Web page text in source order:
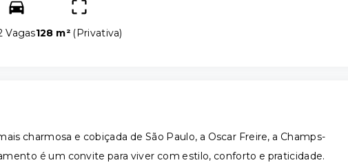
Vagas128 m² (Privativa)
charmosa e cobiçada de São Paulo, a Oscar Freire, a Champs-
é um convite para viver com estilo, conforto e praticidade.